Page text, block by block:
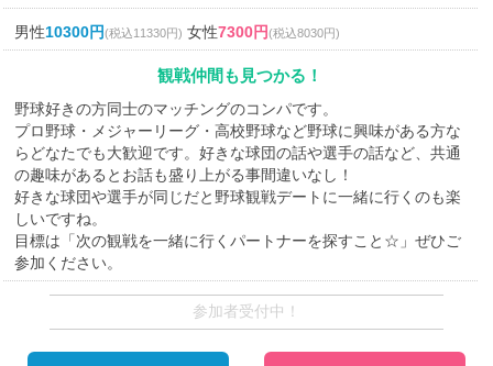
男性10300円(税込11330円) 女性7300円(税込8030円)
観戦仲間も見つかる！
野球好きの方同士のマッチングのコンパです。
プロ野球・メジャーリーグ・高校野球など野球に興味がある方な
らどなたでも大歓迎です。好きな球団の話や選手の話など、共通
の趣味があるとお話も盛り上がる事間違いなし！
好きな球団や選手が同じだと野球観戦デートに一緒に行くのも楽
しいですね。
目標は「次の観戦を一緒に行くパートナーを探すこと☆」ぜひご
参加ください。
参加者受付中！